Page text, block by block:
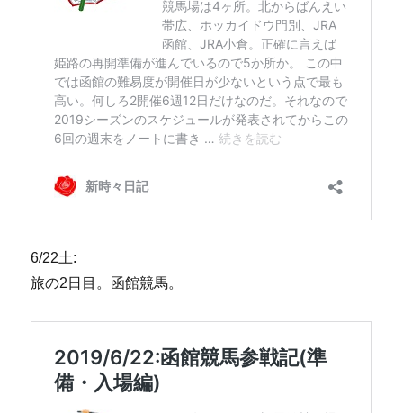
6/22土:
旅の2日目。函館競馬。